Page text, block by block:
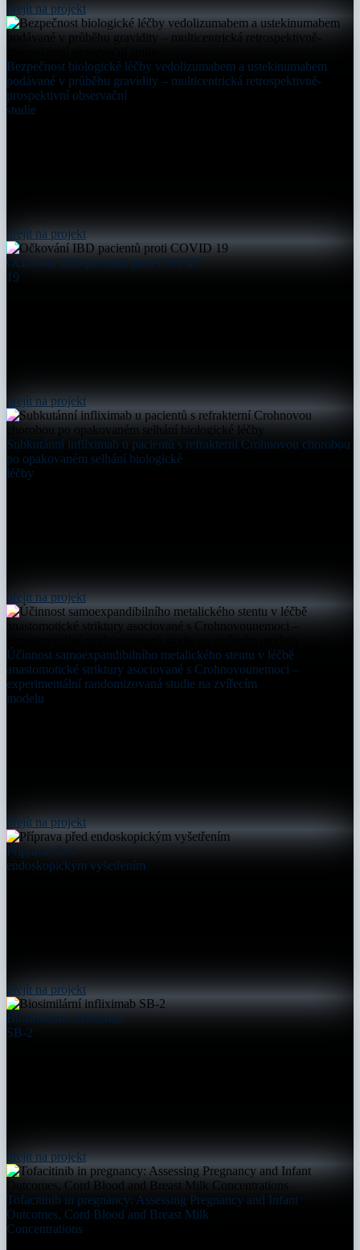
přejít na projekt
Bezpečnost biologické léčby vedolizumabem a ustekinumabem
podávané v průběhu gravidity – multicentrická retrospektivně-
prospektivní observační
studie
přejít na projekt
Očkování IBD pacientů proti COVID
19
přejít na projekt
Subkutánní infliximab u pacientů s refrakterní Crohnovou chorobou
po opakovaném selhání biologické
léčby
přejít na projekt
Účinnost samoexpandibilního metalického stentu v léčbě
anastomotické striktury asociované s Crohnovounemoci –
experimentální randomizovaná studie na zvířecím
modelu
přejít na projekt
Příprava před
endoskopickým vyšetřením
přejít na projekt
Biosimilární infliximab
SB-2
přejít na projekt
Tofacitinib in pregnancy: Assessing Pregnancy and Infant
Outcomes, Cord Blood and Breast Milk
Concentrations